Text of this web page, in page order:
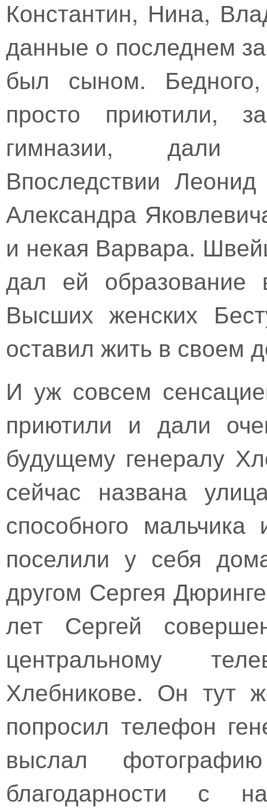
Константин, Нина,
данные о последнем
был сыном.
просто приютили,
гимназии, дали
Впоследствии
Александра
и некая Варвара.
дал ей образование
Высших женских
оставил жить в своем
И уж совсем
приютили и дали
будущему генералу
сейчас названа
способного
поселили у себя
другом Сергея
лет Сергей
центральному
Хлебникове. Он тут
попросил телефон
выслал
благодарности с